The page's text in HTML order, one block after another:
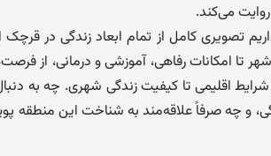
می‌کند.
تصویری کامل از تمام ابعاد زندگی در قرچک
تا امکانات رفاهی، آموزشی و درمانی، از
اقلیمی تا کیفیت زندگی شهری. چه به
و چه صرفاً علاقه‌مند به شناخت این منطقه